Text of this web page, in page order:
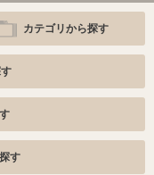
カテゴリから探す
す